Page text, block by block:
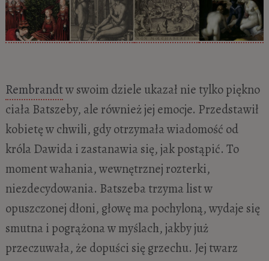
Rembrandtw swoim dziele ukazał nie tylko piękno
ciała Batszeby, ale również jej emocje. Przedstawił
kobietę w chwili, gdy otrzymała wiadomość od
króla Dawida i zastanawia się, jak postąpić. To
moment wahania, wewnętrznej rozterki,
niezdecydowania. Batszeba trzyma list w
opuszczonej dłoni, głowę ma pochyloną, wydaje się
smutna i pogrążona w myślach, jakby już
przeczuwała, że dopuści się grzechu. Jej twarz